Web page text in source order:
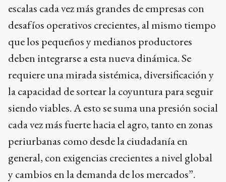
escalas cada vez más grandes de empresas con
desafíos operativos crecientes, al mismo tiempo
que los pequeños y medianos productores
deben integrarse a esta nueva dinámica. Se
requiere una mirada sistémica, diversificación y
la capacidad de sortear la coyuntura para seguir
siendo viables. A esto se suma una presión social
cada vez más fuerte hacia el agro, tanto en zonas
periurbanas como desde la ciudadanía en
general, con exigencias crecientes a nivel global
y cambios en la demanda de los mercados”.